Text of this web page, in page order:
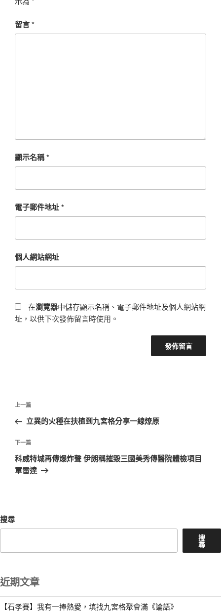
留言*
顯示名稱*
電子郵件地址*
個人網站網址
在瀏覽器中儲存顯示名稱、電子郵件地址及個人網站網
址，以供下次發佈留言時使用。
文
導
覽
上
一
文
章
上一篇
立異的火種在扶植到九宮格分享一線燎原
下
一
篇
下一篇
科威特城再傳爆炸聲 伊朗稱摧毀三國美秀傳醫院體檢項目
軍雷達
搜尋
搜
尋
近期文章
【石孝賽】我有一捧熱愛，填找九宮格聚會滿《論語》